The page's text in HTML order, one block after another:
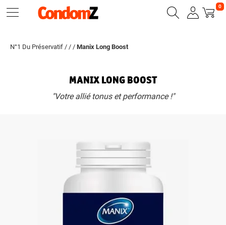
0
N°1 Du Préservatif / / / Manix Long Boost
MANIX LONG BOOST
"Votre allié tonus et performance !"